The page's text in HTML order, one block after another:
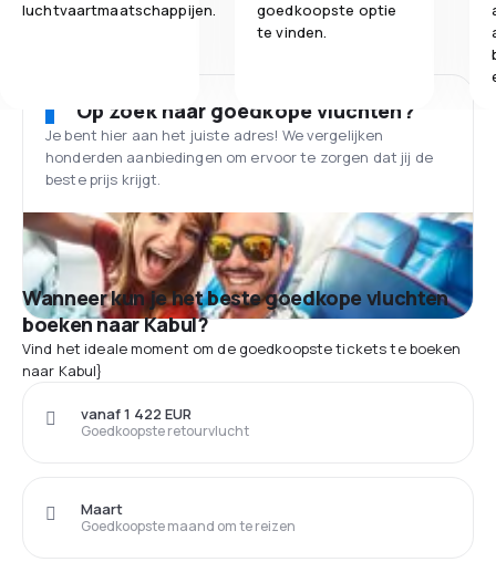
luchtvaartmaatschappijen.
goedkoopste optie
te vinden.
Op zoek naar goedkope vluchten?
Je bent hier aan het juiste adres! We vergelijken
honderden aanbiedingen om ervoor te zorgen dat jij de
beste prijs krijgt.
Wanneer kun je het beste goedkope vluchten
boeken naar Kabul?
Vind het ideale moment om de goedkoopste tickets te boeken
naar Kabul}
Goedkoopste retourvlucht
vanaf 1 422 EUR
Goedkoopste maand om te reizen
Maart